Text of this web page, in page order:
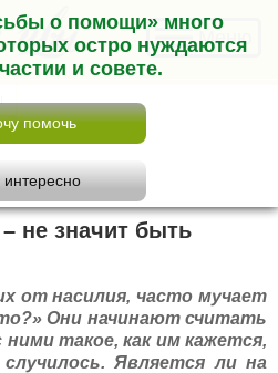
о помощи» много
остро нуждаются
и совете.
Меню
не значит быть
от насилия, часто мучает
Они начинают считать
такое, как им кажется,
Является ли на